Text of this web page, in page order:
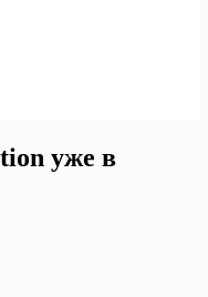
уже в